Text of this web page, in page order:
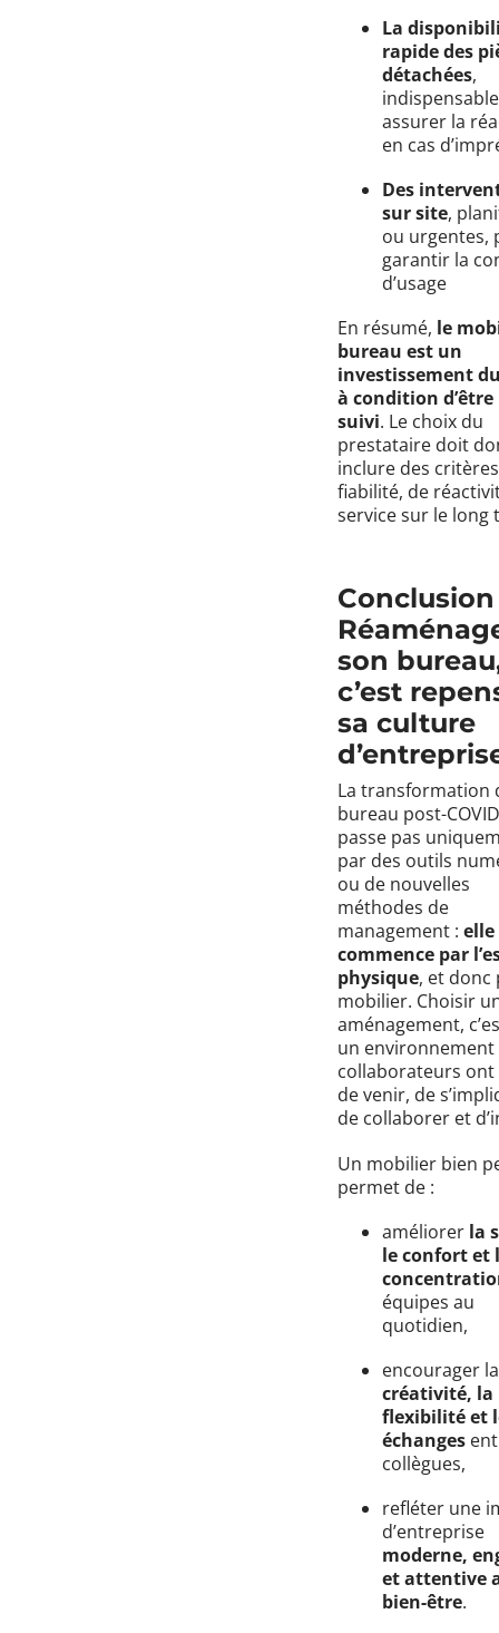
La
rapide des
détachées,
assurer la
en cas
Des
sur site,
ou urgentes,
garantir la
d’usage
En résumé, le
bureau est un
investissement
à condition
suivi. Le choix du
prestataire doit
inclure des
fiabilité, de
service sur le long
Conclusion
son
c’est
sa culture
La transformation
bureau post-
passe pas
par des outils
ou de nouvelles
méthodes de
management : elle
commence par
physique, et donc
mobilier. Choisir
aménagement,
un environnement
collaborateurs ont
de venir, de
de collaborer et
Un mobilier bien
permet de :
améliorer la
le confort et
équipes au
quotidien,
encourager la
créativité, la
flexibilité et
échanges
collègues,
refléter une
d’entreprise
moderne,
et attentive
bien-être.